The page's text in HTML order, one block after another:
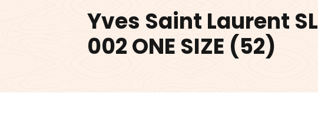
Yves Saint Laurent
002 ONE SIZE (52)